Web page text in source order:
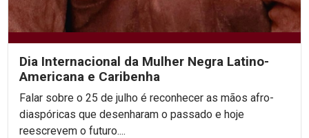
Dia Internacional da Mulher Negra Latino-
Americana e Caribenha
Falar sobre o 25 de julho é reconhecer as mãos afro-
diaspóricas que desenharam o passado e hoje
reescrevem o futuro....